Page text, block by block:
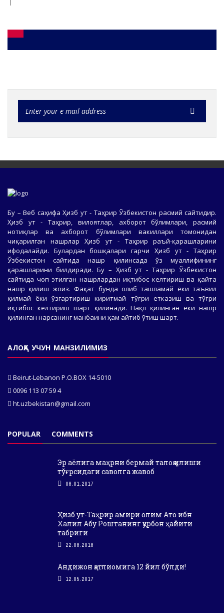
Бу – Веб саҳифа Ҳизб ут - Таҳрир Ўзбекистон расмий сайтидир.
Ҳизб ут - Таҳрир, вилоятлар, ахборот бўлимлари, расмий
нотиқлар ва ахборот бўлимлари вакиллари томонидан
чиқарилган нашрлар Ҳизб ут - Таҳрир раъй-қарашларини
ифодалайди. Булардан бошқалари гарчи Ҳизб ут - Таҳрир
Ўзбекистон сайтида нашр қилинсада ўз муаллифининг
қарашларини билдиради. Бу – Ҳизб ут - Таҳрир Ўзбекистон
сайтида чоп этилган нашрлардан иқтибос келтириш ва қайта
нашр қилиш жоиз. Фақат бунда олиб ташламай ёки таъвил
қилмай ёки ўзгартириш киритмай тўғри етказиш ва тўғри
иқтибос келтириш шарт қилинади. Нақл қилинган ёки нашр
қилинган нарсанинг манбаини ҳам айтиб ўтиш шарт.
АЛОҚА УЧУН МАНЗИЛИМИЗ
Beirut-Lebanon P.O.BOX 14-5010
0096 113 07 59 4
ht.uzbekistan@gmail.com
POPULAR COMMENTS
Эр аёлига маҳрни бермай талоқ қилиши
тўғрсидаги саволга жавоб
08.01.2017
Ҳизб ут-Таҳрир амири олим Ато ибн
Халил Абу Роштанинг қурбон ҳайити
табриги
22.08.2018
Андижон қатлиомига 12 йил бўлди!
12.05.2017